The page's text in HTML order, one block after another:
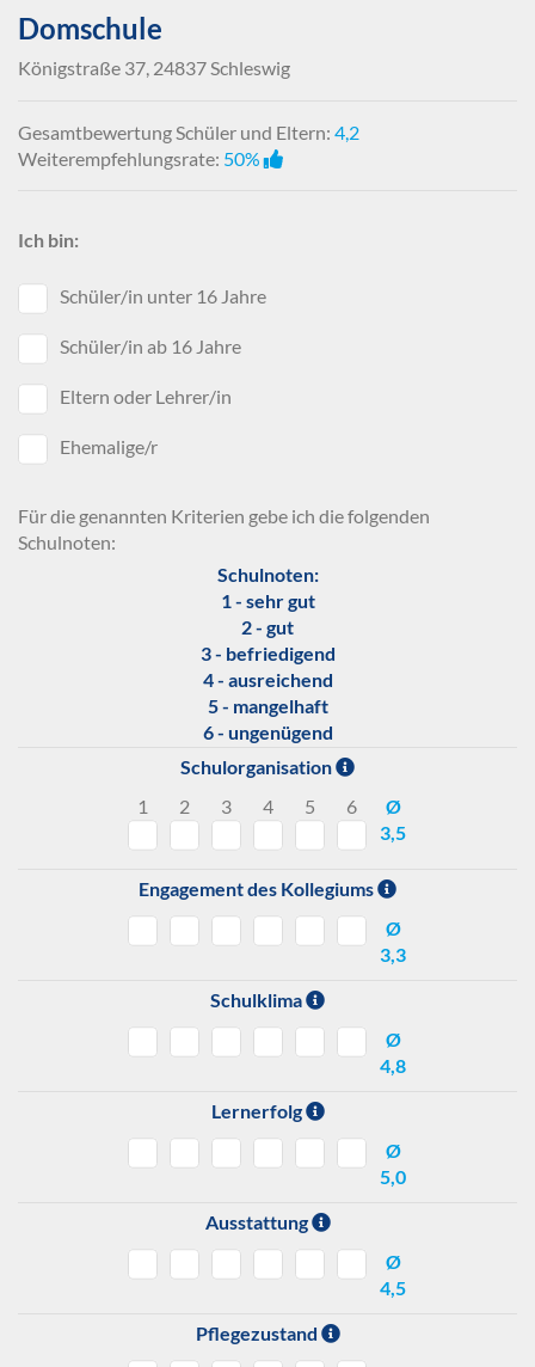
Domschule
Königstraße 37, 24837 Schleswig
Gesamtbewertung Schüler und Eltern: 4,2
Weiterempfehlungsrate: 50%
Ich bin:
Schüler/in unter 16 Jahre
Schüler/in ab 16 Jahre
Eltern oder Lehrer/in
Ehemalige/r
Für die genannten Kriterien gebe ich die folgenden
Schulnoten:
Schulnoten:
1 - sehr gut
2 - gut
3 - befriedigend
4 - ausreichend
5 - mangelhaft
6 - ungenügend
Schulorganisation
1
2 3 4 5 6
Ø
3,5
Engagement des Kollegiums
Ø
3,3
Schulklima
Ø
4,8
Lernerfolg
Ø
5,0
Ausstattung
Ø
4,5
Pflegezustand